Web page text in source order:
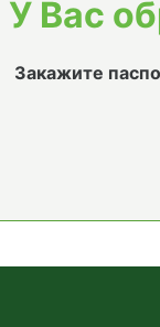
У Вас
Закажите